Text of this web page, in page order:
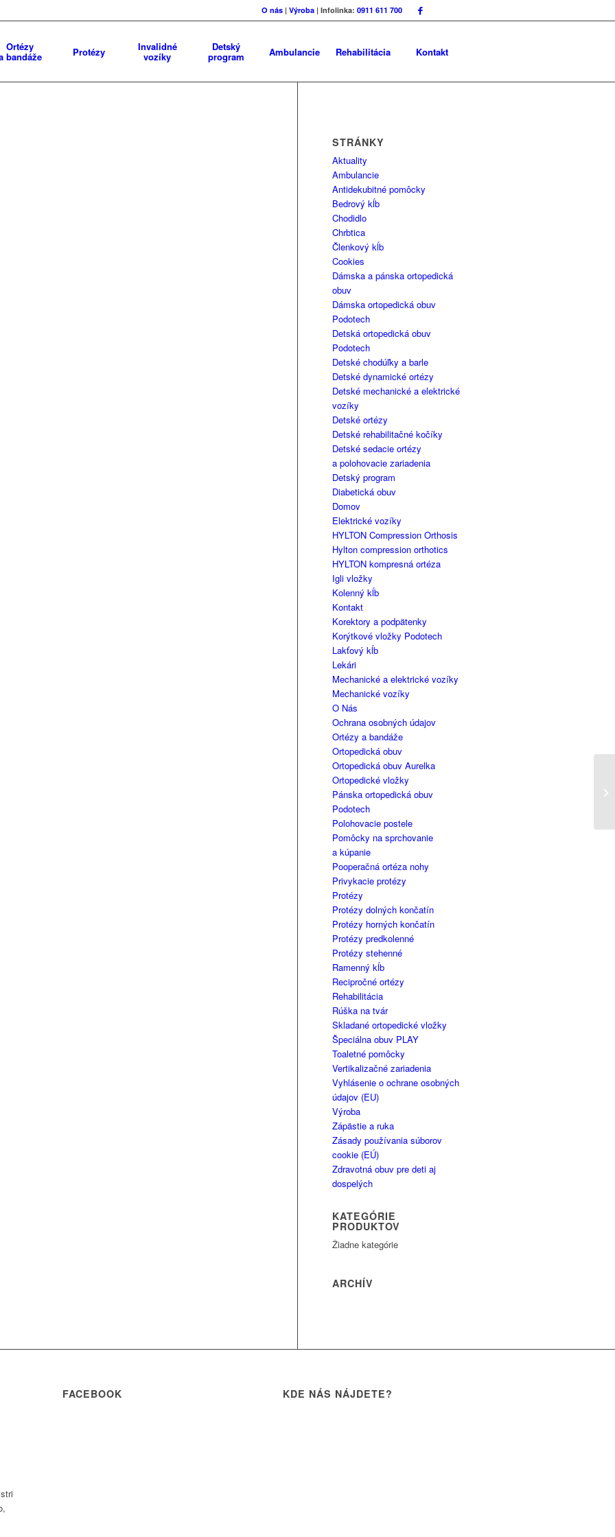
O nás |Výroba | Infolinka:0911 611 700
Ortézy
bandáže Protézy Invalidné
vozíky
Detský
program Ambulancie Rehabilitácia Kontakt
STRÁNKY
Aktuality
Ambulancie
Antidekubitné pomôcky
Bedrový kĺb
Chodidlo
Chrbtica
Členkový kĺb
Cookies
Dámska a pánska ortopedická
obuv
Dámska ortopedická obuv
Podotech
Detská ortopedická obuv
Podotech
Detské chodúľky a barle
Detské dynamické ortézy
Detské mechanické a elektrické
vozíky
Detské ortézy
Detské rehabilitačné kočíky
Detské sedacie ortézy
a polohovacie zariadenia
Detský program
Diabetická obuv
Domov
Elektrické vozíky
HYLTON Compression Orthosis
Hylton compression orthotics
HYLTON kompresná ortéza
Igli vložky
Kolenný kĺb
Kontakt
Korektory a podpätenky
Korýtkové vložky Podotech
Lakťový kĺb
Lekári
Mechanické a elektrické vozíky
Mechanické vozíky
O Nás
Ochrana osobných údajov
Ortézy a bandáže
Ortopedická obuv
Ortopedická obuv Aurelka
Ortopedické vložky
Pánska ortopedická obuv
Podotech
Polohovacie postele
Pomôcky na sprchovanie
a kúpanie
Pooperačná ortéza nohy
Privykacie protézy
Protézy
Protézy dolných končatín
Protézy horných končatín
Protézy predkolenné
Protézy stehenné
Ramenný kĺb
Recipročné ortézy
Rehabilitácia
Rúška na tvár
Skladané ortopedické vložky
Špeciálna obuv PLAY
Toaletné pomôcky
Vertikalizačné zariadenia
Vyhlásenie o ochrane osobných
údajov (EU)
Výroba
Zápästie a ruka
Zásady používania súborov
cookie (EÚ)
Zdravotná obuv pre deti aj
dospelých
KATEGÓRIE
PRODUKTOV
Žiadne kategórie
ARCHÍV
FACEBOOK KDE NÁS NÁJDETE?